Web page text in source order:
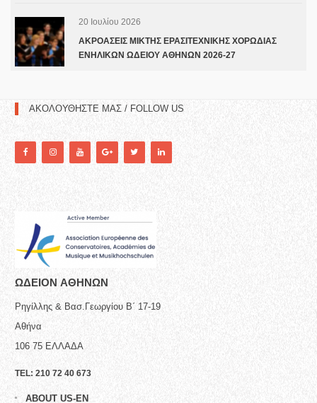
20 Ιουλίου 2026
ΑΚΡΟΑΣΕΙΣ ΜΙΚΤΗΣ ΕΡΑΣΙΤΕΧΝΙΚΗΣ ΧΟΡΩΔΙΑΣ
ΕΝΗΛΙΚΩΝ ΩΔΕΙΟΥ ΑΘΗΝΩΝ 2026-27
ΑΚΟΛΟΥΘΗΣΤΕ ΜΑΣ / FOLLOW US
ΩΔΕΙΟN ΑΘΗΝΩΝ
Ρηγίλλης & Βασ.Γεωργίου Β΄ 17-19
Αθήνα
106 75 ΕΛΛΑΔΑ
TEL: 210 72 40 673
ABOUT US-EN